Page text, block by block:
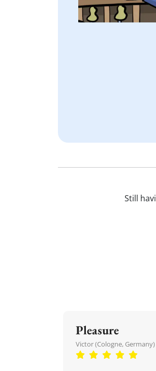
Still
Pleasure
Victor (Cologne, Germany)